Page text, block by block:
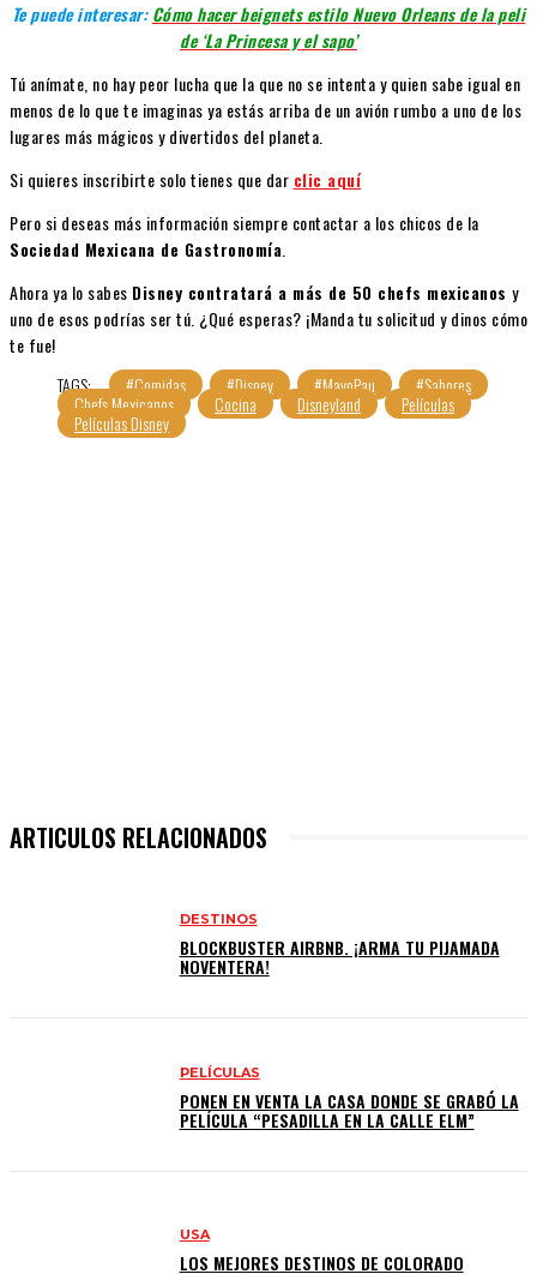
Te puede interesar:Cómo hacer beignets estilo Nuevo Orleans de la peli
de ‘La Princesa y el sapo’
Tú anímate, no hay peor lucha que la que no se intenta y quien sabe igual en
menos de lo que te imaginas ya estás arriba de un avión rumbo a uno de los
lugares más mágicos y divertidos del planeta.
Si quieres inscribirte solo tienes que dar clic aquí
Pero si deseas más información siempre contactar a los chicos de la
Sociedad Mexicana de Gastronomía.
Ahora ya lo sabes Disney contratará a más de 50 chefs mexicanos y
uno de esos podrías ser tú. ¿Qué esperas? ¡Manda tu solicitud y dinos cómo
te fue!
TAGS:
#Comidas #Disney #MayoPau #Sabores
Chefs Mexicanos Cocina Disneyland Películas
Películas Disney
ARTICULOS RELACIONADOS
DESTINOS
BLOCKBUSTER AIRBNB. ¡ARMA TU PIJAMADA
NOVENTERA!
PELÍCULAS
PONEN EN VENTA LA CASA DONDE SE GRABÓ LA
PELÍCULA “PESADILLA EN LA CALLE ELM”
USA
LOS MEJORES DESTINOS DE COLORADO